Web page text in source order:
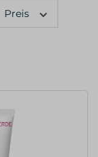
Preis